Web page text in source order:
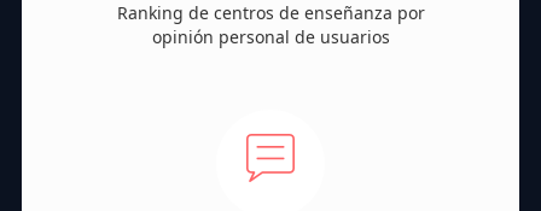
Ranking de centros de enseñanza por
opinión personal de usuarios